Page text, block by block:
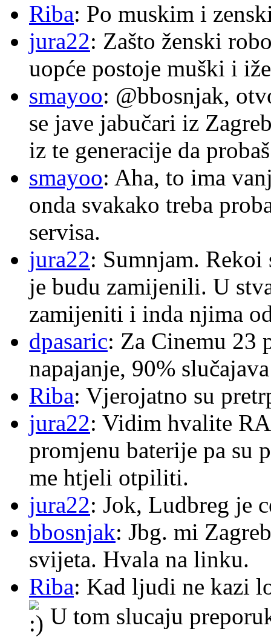
Riba: Po muskim i
jura22: Zašto ženski
uopće postoje muški i
smayoo: @bbosnjak,
se jave jabučari iz
iz te generacije da
smayoo: Aha, to ima
onda svakako treba
servisa.
jura22: Sumnjam. Rekoi
je budu zamijenili. U
zamijeniti i inda njima
dpasaric: Za Cinemu 23
napajanje, 90%
Riba: Vjerojatno su
jura22: Vidim hvalite
promjenu baterije pa su
me htjeli otpiliti.
jura22: Jok, Ludbreg je
bbosnjak: Jbg. mi
svijeta. Hvala na linku.
Riba: Kad ljudi ne kazi
U tom slucaju